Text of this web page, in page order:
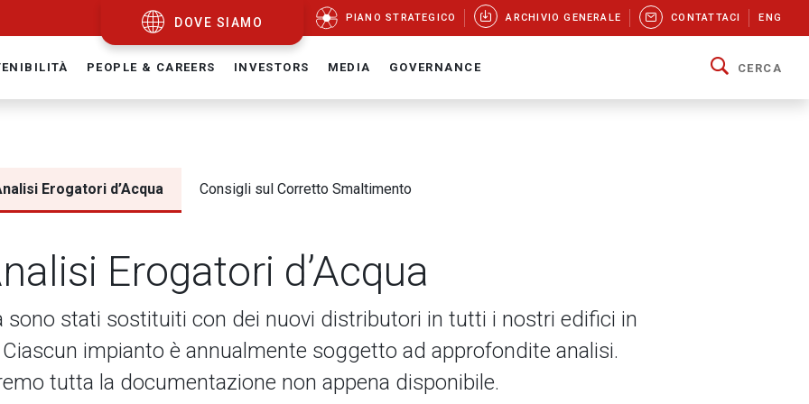
DOVE SIAMO PIANO STRATEGICO ARCHIVIO GENERALE CONTATTACI ENG
PEOPLE & CAREERS INVESTORS MEDIA GOVERNANCE CERCA
Erogatori d’Acqua Consigli sul Corretto Smaltimento
Erogatori d’Acqua
sono stati sostituiti con dei nuovi distributori in tutti i nostri edifici in
impianto è annualmente soggetto ad approfondite analisi.
tutta la documentazione non appena disponibile.